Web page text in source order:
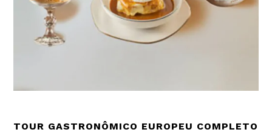
TOUR GASTRONÔMICO EUROPEU COMPLETO